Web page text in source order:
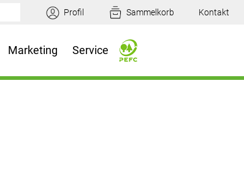
Marketing Service
Profil Sammelkorb Kontakt